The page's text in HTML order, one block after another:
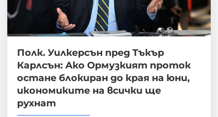
Полк. Уилкерсън пред Тъкър
Карлсън: Ако Ормузкият проток
остане блокиран до края на юни,
икономиките на всички ще
рухнат